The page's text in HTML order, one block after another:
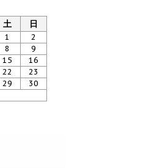
土 日
1
2
8
9
15
16
22
23
29
30